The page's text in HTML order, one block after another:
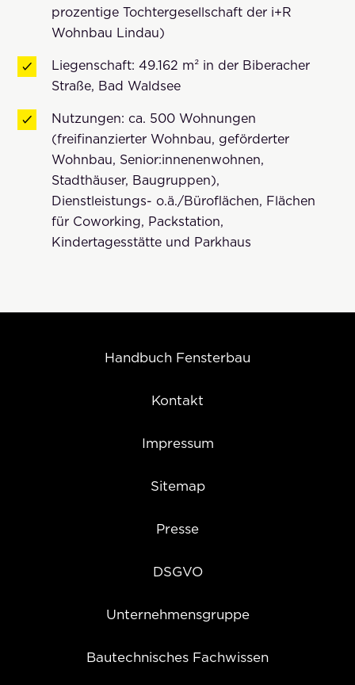
prozentige Tochtergesellschaft der i+R
Wohnbau Lindau)
Liegenschaft: 49.162 m² in der Biberacher
Straße, Bad Waldsee
Nutzungen: ca. 500 Wohnungen
(freifinanzierter Wohnbau, geförderter
Wohnbau, Senior:innenenwohnen,
Stadthäuser, Baugruppen),
Dienstleistungs- o.ä./Büroflächen, Flächen
für Coworking, Packstation,
Kindertagesstätte und Parkhaus
Handbuch Fensterbau
Kontakt
Impressum
Sitemap
Presse
DSGVO
Unternehmensgruppe
Bautechnisches Fachwissen